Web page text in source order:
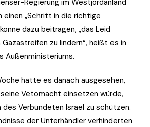
einen „Schritt in die richtige
dazu beitragen, „das Leid
zu lindern“, heißt es in
Außenministeriums.
hatte es danach ausgesehen,
Vetomacht einsetzen würde,
Verbündeten Israel zu schützen.
der Unterhändler verhinderten